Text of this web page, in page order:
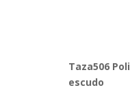
Taza506
escudo